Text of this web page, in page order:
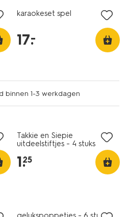
karaokeset spel
17.
–
binnen 1-3 werkdagen
Takkie en Siepie
uitdeelstiftjes - 4 stuks
1.
25